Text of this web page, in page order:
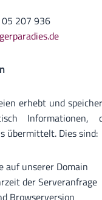
05 207 936
erhebt und
übermittelt. Dies sind:
auf unserer Domain
der Serveranfrage
Browserversion